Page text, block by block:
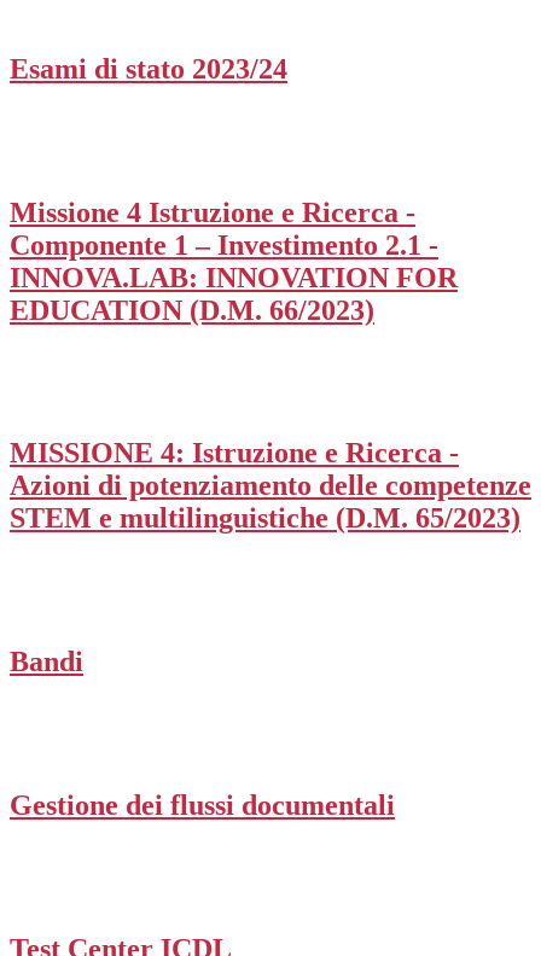
Esami di stato 2023/24
Missione 4 Istruzione e Ricerca -
Componente 1 – Investimento 2.1 -
INNOVA.LAB: INNOVATION FOR
EDUCATION (D.M. 66/2023)
MISSIONE 4: Istruzione e Ricerca -
Azioni di potenziamento delle competenze
STEM e multilinguistiche (D.M. 65/2023)
Bandi
Gestione dei flussi documentali
Test Center ICDL